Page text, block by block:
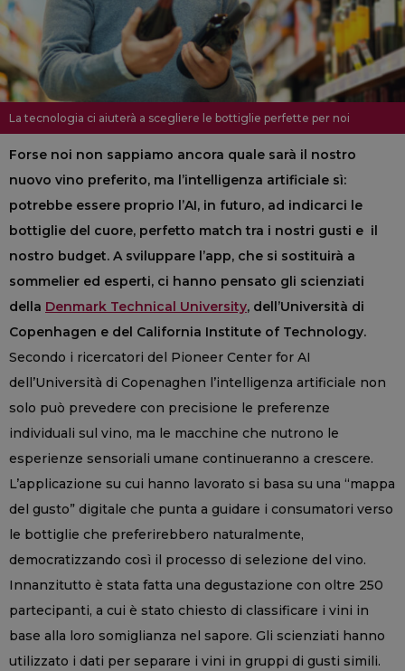
La tecnologia ci aiuterà a scegliere le bottiglie perfette per noi
Forse noi non sappiamo ancora quale sarà il nostro
nuovo vino preferito, ma l’intelligenza artificiale sì:
potrebbe essere proprio l’AI, in futuro, ad indicarci le
bottiglie del cuore, perfetto match tra i nostri gusti e il
nostro budget. A sviluppare l’app, che si sostituirà a
sommelier ed esperti, ci hanno pensato gli scienziati
della Denmark Technical University, dell’Università di
Copenhagen e del California Institute of Technology.
Secondo i ricercatori del Pioneer Center for AI
dell’Università di Copenaghen l’intelligenza artificiale non
solo può prevedere con precisione le preferenze
individuali sul vino, ma le macchine che nutrono le
esperienze sensoriali umane continueranno a crescere.
L’applicazione su cui hanno lavorato si basa su una “mappa
del gusto” digitale che punta a guidare i consumatori verso
le bottiglie che preferirebbero naturalmente,
democratizzando così il processo di selezione del vino.
Innanzitutto è stata fatta una degustazione con oltre 250
partecipanti, a cui è stato chiesto di classificare i vini in
base alla loro somiglianza nel sapore. Gli scienziati hanno
utilizzato i dati per separare i vini in gruppi di gusti simili.